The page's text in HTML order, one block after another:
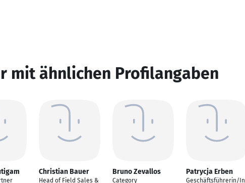
mit ähnlichen Profilangaben
Christian Bauer
Head of Field Sales &
Bruno Zevallos
Category
Patrycja Erben
Geschäftsführerin/In